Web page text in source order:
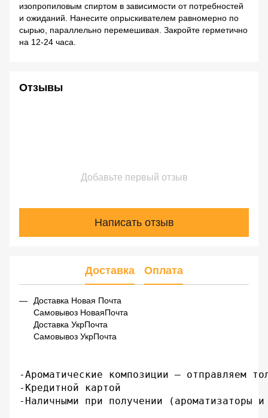
изопропиловым спиртом в зависимости от потребностей
и ожиданий. Нанесите опрыскивателем равномерно по
сырью, параллельно перемешивая. Закройте герметично
на 12-24 часа.
Отзывы
Добавьте первый отзыв
Написать отзыв
Доставка Оплата
Доставка Новая Почта
Самовывоз НоваяПочта
Доставка УкрПочта
Самовывоз УкрПочта
-Ароматические композиции – отправляем
-Кредитной картой
-Наличными при получении (ароматизаторы